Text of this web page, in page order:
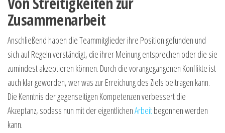
Zusammenarbeit
Anschließend haben die Teammitglieder ihre Position gefunden und
sich auf Regeln verständigt, die ihrer Meinung entsprechen oder die sie
zumindest akzeptieren können. Durch die vorangegangenen Konflikte ist
auch klar geworden, wer was zur Erreichung des Ziels beitragen kann.
Die Kenntnis der gegenseitigen Kompetenzen verbessert die
Akzeptanz, sodass nun mit der eigentlichenArbeitbegonnen werden
kann.